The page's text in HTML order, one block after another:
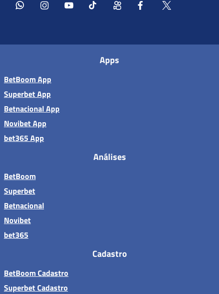
Apps
BetBoom App
Superbet App
Betnacional App
Novibet App
bet365 App
Análises
BetBoom
Superbet
Betnacional
Novibet
bet365
Cadastro
BetBoom Cadastro
Superbet Cadastro